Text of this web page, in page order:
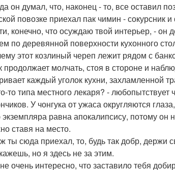
он думал, что, наконец - то, все оставил
повозке приехал пак чимин - сокурсник
конечно, что осуждаю твой интерьер, -
по деревянной поверхности кухонного
этот козлиный череп лежит рядом с
продолжает молчать, стоя в стороне и
каждый уголок кухни, захламленной
то типа местного лекаря? -
У чонгука от ужаса округляются
экземпляра равна апокалипсису, потому
ставя на место.
ты сюда приехал, то, будь так добр,
но я здесь не за этим.
очень интересно, что заставило тебя